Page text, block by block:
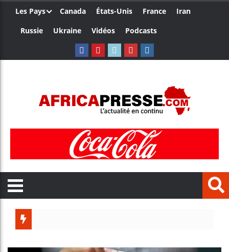
Les Pays Canada États-Unis France
Iran
Russie
Ukraine Vidéos Podcasts